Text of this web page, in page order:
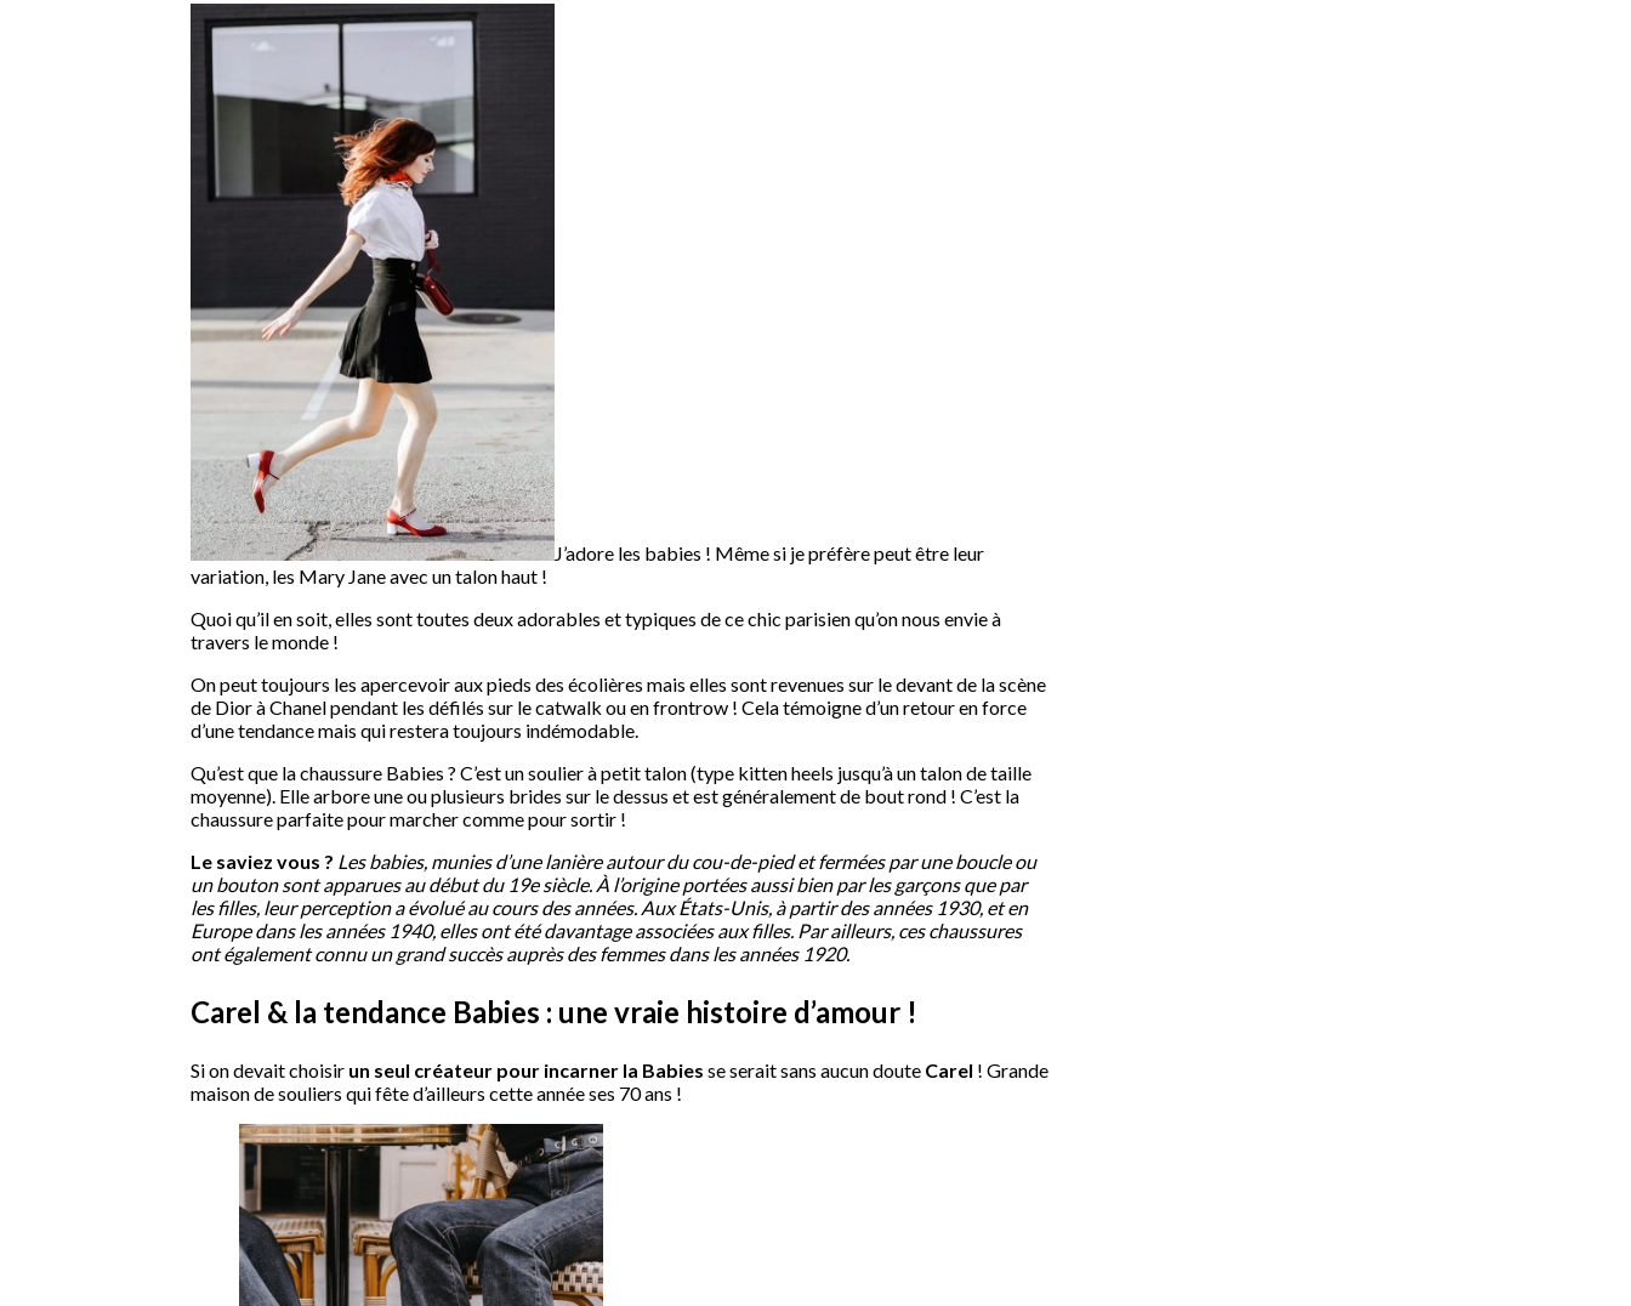
J’adore les babies ! Même si je préfère peut être leur
variation, les Mary Jane avec un talon haut !
Quoi qu’il en soit, elles sont toutes deux adorables et typiques de ce chic parisien qu’on nous envie à
travers le monde !
On peut toujours les apercevoir aux pieds des écolières mais elles sont revenues sur le devant de la scène
de Dior à Chanel pendant les défilés sur le catwalk ou en frontrow ! Cela témoigne d’un retour en force
d’une tendance mais qui restera toujours indémodable.
Qu’est que la chaussure Babies ? C’est un soulier à petit talon (type kitten heels jusqu’à un talon de taille
moyenne). Elle arbore une ou plusieurs brides sur le dessus et est généralement de bout rond ! C’est la
chaussure parfaite pour marcher comme pour sortir !
Le saviez vous ? Les babies, munies d’une lanière autour du cou-de-pied et fermées par une boucle ou
un bouton sont apparues au début du 19e siècle. À l’origine portées aussi bien par les garçons que par
les filles, leur perception a évolué au cours des années. Aux États-Unis, à partir des années 1930, et en
Europe dans les années 1940, elles ont été davantage associées aux filles. Par ailleurs, ces chaussures
ont également connu un grand succès auprès des femmes dans les années 1920.
Carel & la tendance Babies : une vraie histoire d’amour !
Si on devait choisir un seul créateur pour incarner la Babies se serait sans aucun doute Carel ! Grande
maison de souliers qui fête d’ailleurs cette année ses 70 ans !